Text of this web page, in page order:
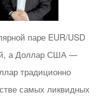
паре EUR/USD
а Доллар США —
традиционно
самых ликвидных